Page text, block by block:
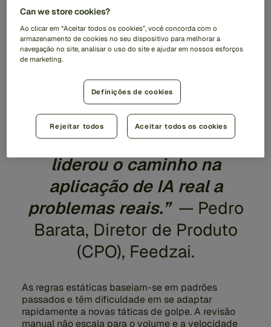
desbloqueado através do
acesso a dados
significativos e de alta
qualidade… Embora a IA
esteja cercada de
expectativas exageradas
hoje em dia, a Feedzai
liderou o caminho na
aplicação de IA real a
problemas reais.” — Pedro
Barata, Diretor de Produto
(CPO), Feedzai.
As regras estáticas baseiam-se em padrões
passados e têm dificuldade em se adaptar
rapidamente a novas táticas de golpe. A revisão
manual não escala para o volume e a velocidade
Can we store cookies?
Ao clicar em “Aceitar todos os cookies”, você concorda com o
armazenamento de cookies no seu dispositivo para melhorar a
navegação no site, analisar o uso do site e ajudar em nossos esforços
de marketing.
Definições de cookies
Rejeitar todos Aceitar todos os cookies